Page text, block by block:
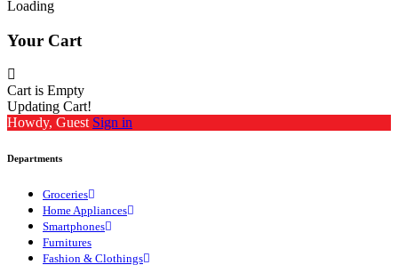
Loading
Your Cart
Cart is Empty
Updating Cart!
Howdy, Guest Sign in
Departments
Groceries
Home Appliances
Smartphones
Furnitures
Fashion & Clothings